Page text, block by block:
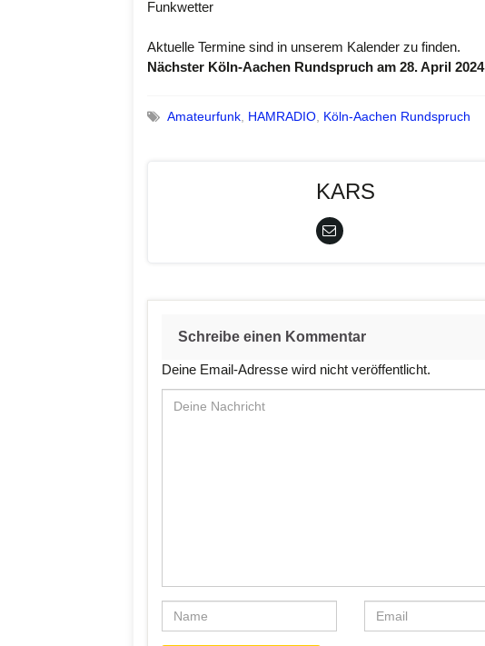
Funkwetter
Aktuelle Termine sind in unserem Kalender zu finden.
Nächster Köln-Aachen Rundspruch am 28. April 2024
Amateurfunk HAMRADIO Köln-Aachen Rundspruch
KARS
Schreibe einen Kommentar
Deine Email-Adresse wird nicht veröffentlicht.